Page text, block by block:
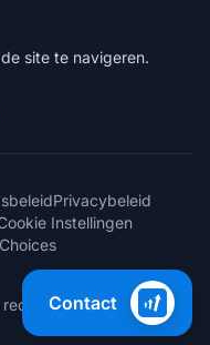
site te navigeren.
Privacybeleid
Instellingen
voorbehouden.
Contact